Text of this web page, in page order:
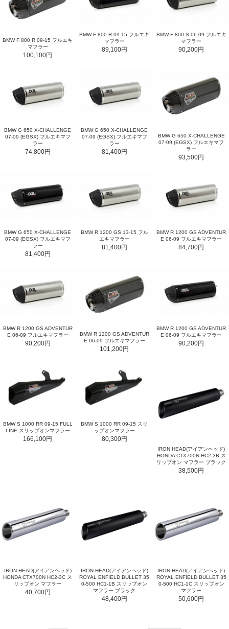
BMW F 800 R 09-15 フルエキ
マフラー
100,100円
BMW F 800 R 09-15 フルエキ
マフラー
89,100円
BMW F 800 S 06-09 フルエキ
マフラー
90,200円
BMW G 650 X-CHALLENGE
07-09 (EGSX) フルエキマフ
ラー
74,800円
BMW G 650 X-CHALLENGE
07-09 (EGSX) フルエキマフ
ラー
81,400円
BMW G 650 X-CHALLENGE
07-09 (EGSX) フルエキマフ
ラー
93,500円
BMW G 650 X-CHALLENGE
07-09 (EGSX) フルエキマフ
ラー
81,400円
BMW R 1200 GS 13-15 フル
エキマフラー
81,400円
BMW R 1200 GS ADVENTUR
E 06-09 フルエキマフラー
84,700円
BMW R 1200 GS ADVENTUR
E 06-09 フルエキマフラー
90,200円
BMW R 1200 GS ADVENTUR
E 06-09 フルエキマフラー
101,200円
BMW R 1200 GS ADVENTUR
E 06-09 フルエキマフラー
90,200円
BMW S 1000 RR 09-15 FULL
LINE スリップオンマフラー
166,100円
BMW S 1000 RR 09-15 スリ
ップオンマフラー
80,300円
IRON HEAD(アイアンヘッド)
HONDA CTX700N HC2-3B ス
リップオン マフラー ブラック
38,500円
IRON HEAD(アイアンヘッド)
HONDA CTX700N HC2-3C ス
リップオン マフラー
40,700円
IRON HEAD(アイアンヘッド)
ROYAL ENFIELD BULLET 35
0-500 HC1-1B スリップオン
マフラー ブラック
48,400円
IRON HEAD(アイアンヘッド)
ROYAL ENFIELD BULLET 35
0-500 HC1-1C スリップオン
マフラー
50,600円